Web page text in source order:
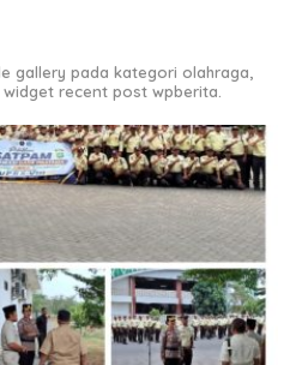
gallery pada kategori olahraga,
recent post wpberita.